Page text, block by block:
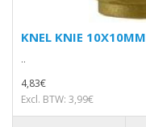
KNEL KNIE 10X10MM
..
4,83€
Excl. BTW: 3,99€